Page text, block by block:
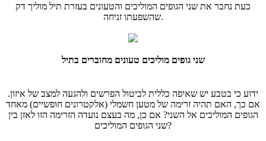
כעת נחבר את שני הגופים המוליכים והטעונים בעזרת תיל מוליך דק
שהשפעתו זניחה.
שני גופים מוליכים טעונים מחוברים בתיל
ידוע כי בטבע יש שאיפה כללית לביטול הפרשים ולהגעה למצב של איזון.
אם כך, האם תהיה זרימה של מטען חשמלי (אלקטרונים חופשיים) מאחד
הגופים המוליכים אל השני? אם כן, מה בעצם נועדה הזרימה הזו לאזן בין
שני הגופים המוליכים?